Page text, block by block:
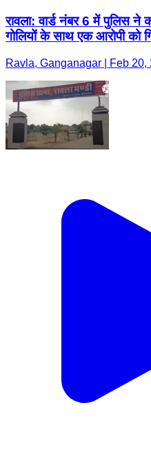
रावला: वार्ड नंबर 6 में पुलिस ने
गोलियों के साथ एक आरोपी को
Ravla, Ganganagar | Feb 20,